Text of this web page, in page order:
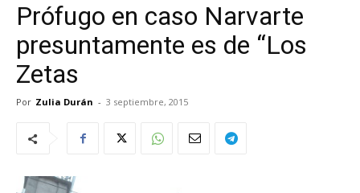
Prófugo en caso Narvarte
presuntamente es de “Los
Zetas
Por Zulia Durán - 3 septiembre, 2015